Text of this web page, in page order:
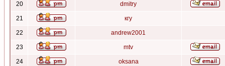
20 dmitry
21 кгу
22 andrew2001
23 mtv
24 oksana